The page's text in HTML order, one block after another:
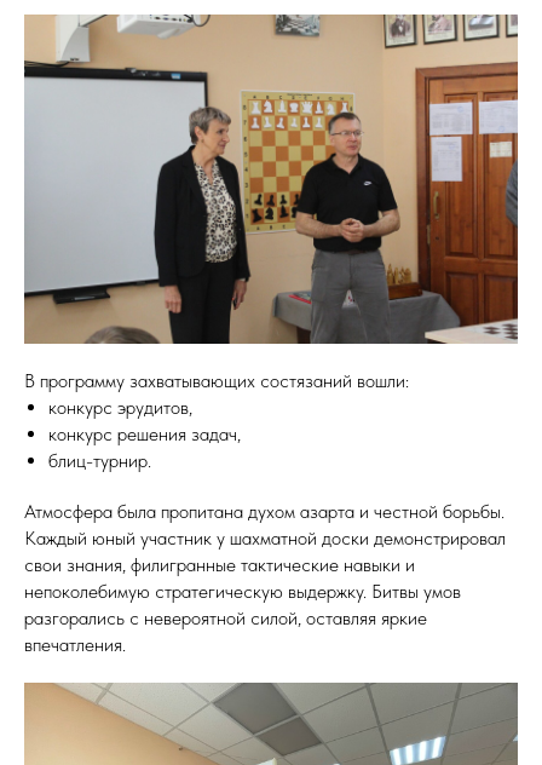
В программу захватывающих состязаний вошли:
конкурс эрудитов,
конкурс решения задач,
блиц-турнир.
Атмосфера была пропитана духом азарта и честной борьбы.
Каждый юный участник у шахматной доски демонстрировал
свои знания, филигранные тактические навыки и
непоколебимую стратегическую выдержку. Битвы умов
разгорались с невероятной силой, оставляя яркие
впечатления.